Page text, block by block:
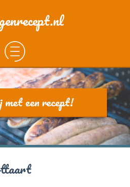
met een recept!